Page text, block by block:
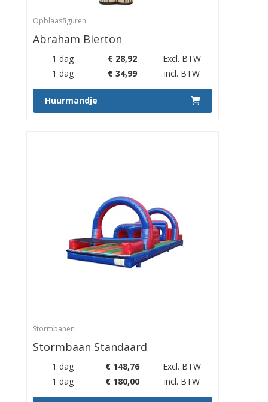
Opblaasfiguren
Abraham Bierton
1 dag € 28,92
Excl. BTW
1 dag
€ 34,99 incl. BTW
Huurmandje
Stormbanen
Stormbaan Standaard
1 dag € 148,76
Excl. BTW
1 dag
€ 180,00 incl. BTW